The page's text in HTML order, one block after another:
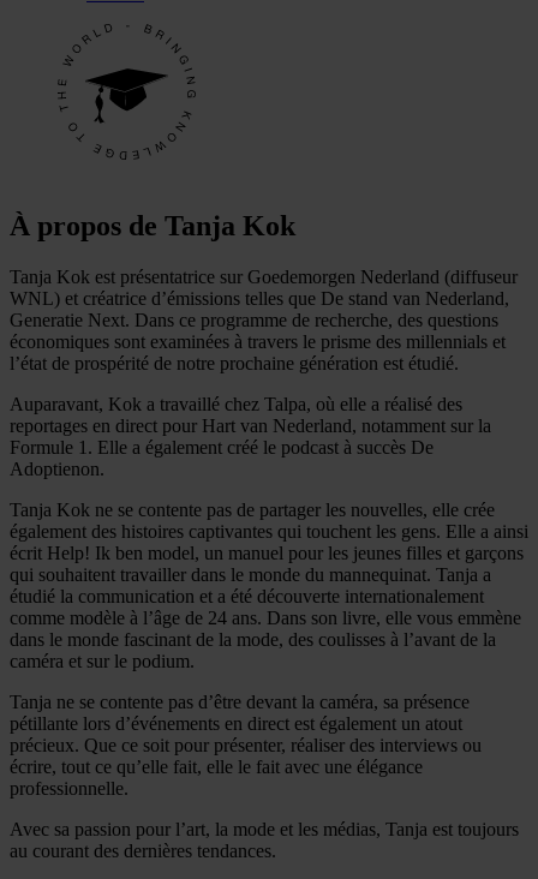
À propos de Tanja Kok
Tanja Kok est présentatrice sur Goedemorgen Nederland (diffuseur
WNL) et créatrice d’émissions telles que De stand van Nederland,
Generatie Next. Dans ce programme de recherche, des questions
économiques sont examinées à travers le prisme des millennials et
l’état de prospérité de notre prochaine génération est étudié.
Auparavant, Kok a travaillé chez Talpa, où elle a réalisé des
reportages en direct pour Hart van Nederland, notamment sur la
Formule 1. Elle a également créé le podcast à succès De
Adoptienon.
Tanja Kok ne se contente pas de partager les nouvelles, elle crée
également des histoires captivantes qui touchent les gens. Elle a ainsi
écrit Help! Ik ben model, un manuel pour les jeunes filles et garçons
qui souhaitent travailler dans le monde du mannequinat. Tanja a
étudié la communication et a été découverte internationalement
comme modèle à l’âge de 24 ans. Dans son livre, elle vous emmène
dans le monde fascinant de la mode, des coulisses à l’avant de la
caméra et sur le podium.
Tanja ne se contente pas d’être devant la caméra, sa présence
pétillante lors d’événements en direct est également un atout
précieux. Que ce soit pour présenter, réaliser des interviews ou
écrire, tout ce qu’elle fait, elle le fait avec une élégance
professionnelle.
Avec sa passion pour l’art, la mode et les médias, Tanja est toujours
au courant des dernières tendances.